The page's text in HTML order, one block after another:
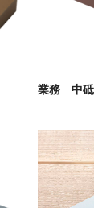
業務 中